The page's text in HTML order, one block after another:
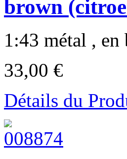
brown
1:43 métal ,
33,00 €
Détails du